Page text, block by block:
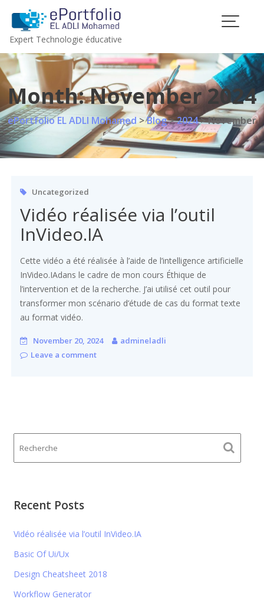
content
Expert Technologie éducative
Month:November 2024
ePortfolio EL ADLI Mohamed>Blog>2024>November
Uncategorized
Vidéo réalisée via l’outil
InVideo.IA
Cette vidéo a été réalisée à l’aide de l’intelligence artificielle
InVideo.IAdans le cadre de mon cours Éthique de
l’intervention et de la recherche. J’ai utilisé cet outil pour
transformer mon scénario d’étude de cas du format texte
au format vidéo.
November 20, 2024
admineladli
Leave a comment
Recent Posts
Vidéo réalisée via l’outil InVideo.IA
Basic Of Ui/Ux
Design Cheatsheet 2018
Workflow Generator